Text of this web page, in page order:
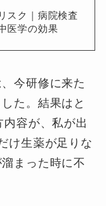
スク｜病院検査
医学の効果
今研修に来た
た。結果はと
容が、私が出
け生薬が足りな
まった時に不